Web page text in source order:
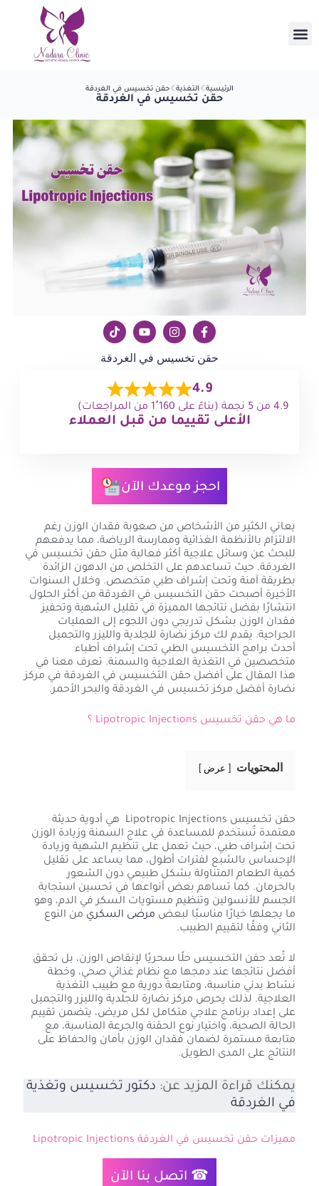
الرئيسية التغذية حقن تخسيس في الغردقة
حقن تخسيس في الغردقة
حقن تخسيس في الغردقة
4.9
4.9 من 5 نجمة (بناءً على 1٬160 من المراجعات)
الأعلى تقييما من قبل العملاء
احجز موعدك الآن
يعاني الكثير من الأشخاص من صعوبة فقدان الوزن رغم
الالتزام بالأنظمة الغذائية وممارسة الرياضة، مما يدفعهم
للبحث عن وسائل علاجية أكثر فعالية مثل حقن تخسيس في
الغردقة. حيث تساعدهم على التخلص من الدهون الزائدة
بطريقة آمنة وتحت إشراف طبي متخصص. وخلال السنوات
الأخيرة أصبحت حقن التخسيس في الغردقة من أكثر الحلول
انتشارًا بفضل نتائجها المميزة في تقليل الشهية وتحفيز
فقدان الوزن بشكل تدريجي دون اللجوء إلى العمليات
الجراحية. يقدم لك مركز نضارة للجلدية والليزر والتجميل
أحدث برامج التخسيس الطبي تحت إشراف أطباء
متخصصين في التغذية العلاجية والسمنة. تعرف معنا في
هذا المقال على أفضل حقن التخسيس في الغردقة في مركز
نضارة أفضل مركز تخسيس في الغردقة والبحر الأحمر.
ما هي حقن تخسيس Lipotropic Injections ؟
المحتويات عرض
حقن تخسيس Lipotropic Injections هي أدوية حديثة
معتمدة تُستخدم للمساعدة في علاج السمنة وزيادة الوزن
تحت إشراف طبي، حيث تعمل على تنظيم الشهية وزيادة
الإحساس بالشبع لفترات أطول، مما يساعد على تقليل
كمية الطعام المتناولة بشكل طبيعي دون الشعور
بالحرمان. كما تساهم بعض أنواعها في تحسين استجابة
الجسم للأنسولين وتنظيم مستويات السكر في الدم، وهو
ما يجعلها خيارًا مناسبًا لبعض مرضى السكري من النوع
الثاني وفقًا لتقييم الطبيب.
لا تُعد حقن التخسيس حلًا سحريًا لإنقاص الوزن، بل تحقق
أفضل نتائجها عند دمجها مع نظام غذائي صحي، وخطة
نشاط بدني مناسبة، ومتابعة دورية مع طبيب التغذية
العلاجية. لذلك يحرص مركز نضارة للجلدية والليزر والتجميل
على إعداد برنامج علاجي متكامل لكل مريض، يتضمن تقييم
الحالة الصحية، واختيار نوع الحقنة والجرعة المناسبة، مع
متابعة مستمرة لضمان فقدان الوزن بأمان والحفاظ على
النتائج على المدى الطويل.
يمكنك قراءة المزيد عن: دكتور تخسيس وتغذية
في الغردقة
مميزات حقن تخسيس في الغردقة Lipotropic Injections
☎ اتصل بنا الآن